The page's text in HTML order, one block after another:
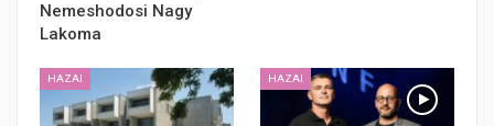
Nemeshodosi Nagy
Lakoma
HAZAI HAZAI